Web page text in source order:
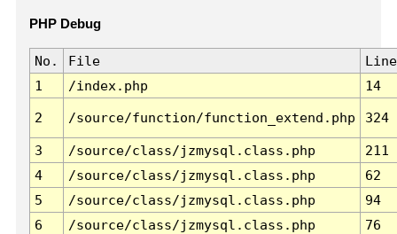
PHP Debug
No. File
Line
1
/index.php 14
2 /source/function/function_extend.php 324
3 /source/class/jzmysql.class.php
211
4
/source/class/jzmysql.class.php
62
5
/source/class/jzmysql.class.php
94
6
/source/class/jzmysql.class.php 76